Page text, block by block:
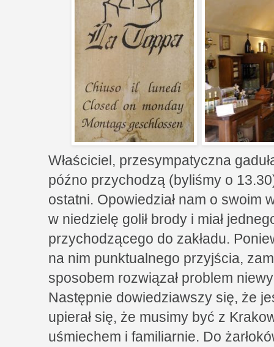
Właściciel, przesympatyczna
późno przychodzą (byliśmy o
ostatni. Opowiedział nam o swoim
w niedzielę golił brody i miał
przychodzącego do zakładu.
na nim punktualnego przyjścia,
sposobem rozwiązał problem
Następnie dowiedziawszy się, że
upierał się, że musimy być z
uśmiechem i familiarnie. Do